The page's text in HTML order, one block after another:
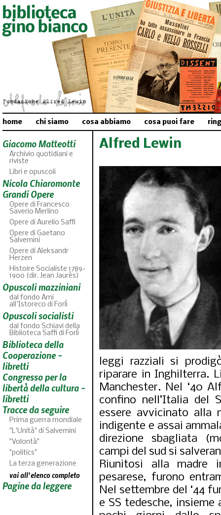
home chi siamo cosa abbiamo cosa puoi fare
Giacomo Matteotti
Archivio quotidiani e
riviste
Libri e opuscoli
Nicola Chiaromonte
Grandi Opere
Opere di Francesco
Saverio Merlino
Opere di Aurelio Saffi
Opere di Gaetano
Salvemini
Opere di Aleksandr
Herzen
Histoire Socialiste 1789-
1900 (dir. Jean Jaurès)
Opuscoli mazziniani
dal fondo Ami
all'Istoreco di Forlì
Opuscoli socialisti
dal fondo Schiavi della
Biblioteca Saffi di Forlì
Biblioteca della
Cooperazione -
libretti
Congresso per la
libertà della cultura -
libretti
Tracce da seguire
Prima guerra mondiale
"L'Unità" di Salvemini
"Volontà"
"politics"
La terza generazione
vai all'elenco completo
Pagine da leggere
Alfred Lewin
leggi razziali si
riparare in Inghilterra.
Manchester. Nel ‘40
confino nell’Italia del
essere avvicinato alla
indigente e assai
direzione sbagliata
campi del sud si
Riunitosi alla madre
pesarese, furono
Nel settembre del ‘44
e SS tedesche,
ABC
46fascicoli